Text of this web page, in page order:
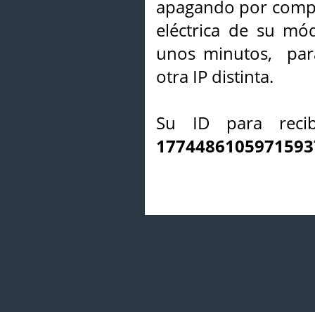
apagando por
eléctrica de su
unos minutos,
otra IP distinta.
Su ID para